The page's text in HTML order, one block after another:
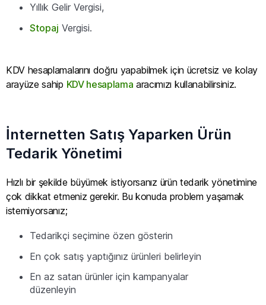
Yıllık Gelir Vergisi,
Stopaj Vergisi.
KDV hesaplamalarını doğru yapabilmek için ücretsiz ve kolay
arayüze sahip KDV hesaplama aracımızı kullanabilirsiniz.
İnternetten Satış Yaparken Ürün
Tedarik Yönetimi
Hızlı bir şekilde büyümek istiyorsanız ürün tedarik yönetimine
çok dikkat etmeniz gerekir. Bu konuda problem yaşamak
istemiyorsanız;
Tedarikçi seçimine özen gösterin
En çok satış yaptığınız ürünleri belirleyin
En az satan ürünler için kampanyalar
düzenleyin